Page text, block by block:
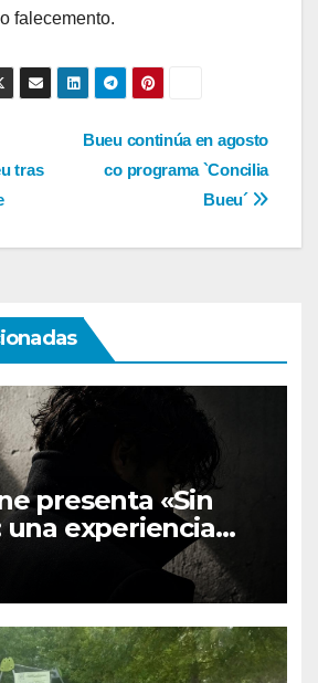
falecemento.
Bueu continúa en agosto
co programa `Concilia
Bueu´
tras
presenta «Sin
una experiencia
que reinventa la
literaria en